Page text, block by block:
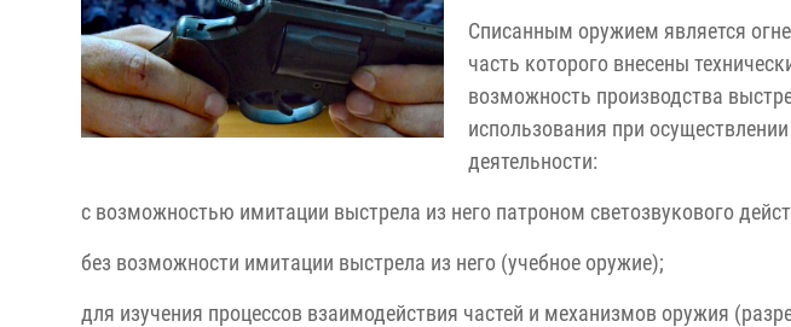
Списанным оружием является
часть которого внесены
возможность производства
использования при
деятельности:
с возможностью имитации выстрела из него патроном светозвукового
без возможности имитации выстрела из него (учебное оружие);
для изучения процессов взаимодействия частей и механизмов оружия